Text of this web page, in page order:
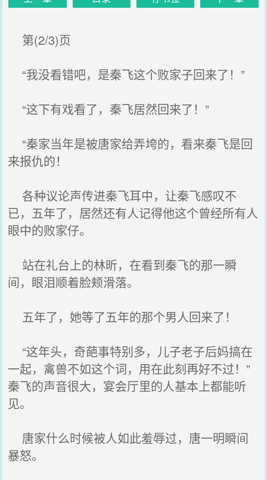
第(2/3)页
“我没看错吧，是秦飞这个败家子回来了！”
“这下有戏看了，秦飞居然回来了！”
“秦家当年是被唐家给弄垮的，看来秦飞是回
来报仇的！
各种议论声传进秦飞耳中，让秦飞感叹不
已，五年了，居然还有人记得他这个曾经所有人
眼中的败家仔。
站在礼台上的林昕，在看到秦飞的那一瞬
间，眼泪顺着脸颊滑落。
五年了，她等了五年的那个男人回来了！
“这年头，奇葩事特别多，儿子老子后妈搞在
一起，禽兽不如这个词，用在此刻再好不过！”
秦飞的声音很大，宴会厅里的人基本上都能听
见。
唐家什么时候被人如此羞辱过，唐一明瞬间
暴怒。